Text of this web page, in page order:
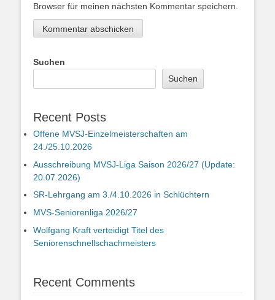
Browser für meinen nächsten Kommentar speichern.
Suchen
Suchen
Recent Posts
Offene MVSJ-Einzelmeisterschaften am
24./25.10.2026
Ausschreibung MVSJ-Liga Saison 2026/27 (Update:
20.07.2026)
SR-Lehrgang am 3./4.10.2026 in Schlüchtern
MVS-Seniorenliga 2026/27
Wolfgang Kraft verteidigt Titel des
Seniorenschnellschachmeisters
Recent Comments